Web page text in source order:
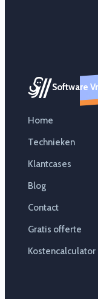
Software
Home
Technieken
Klantcases
Blog
Contact
Gratis offerte
Kostencalculator